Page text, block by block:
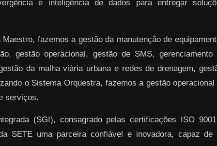
e inteligência de dados para entregar
fazemos a gestão da manutenção de
gestão operacional, gestão de SMS,
da malha viária urbana e redes de drenagem,
o Sistema Orquestra, fazemos a gestão
serviços.
(SGI), consagrado pelas certificações ISO
SETE uma parceira confiável e inovadora, capaz